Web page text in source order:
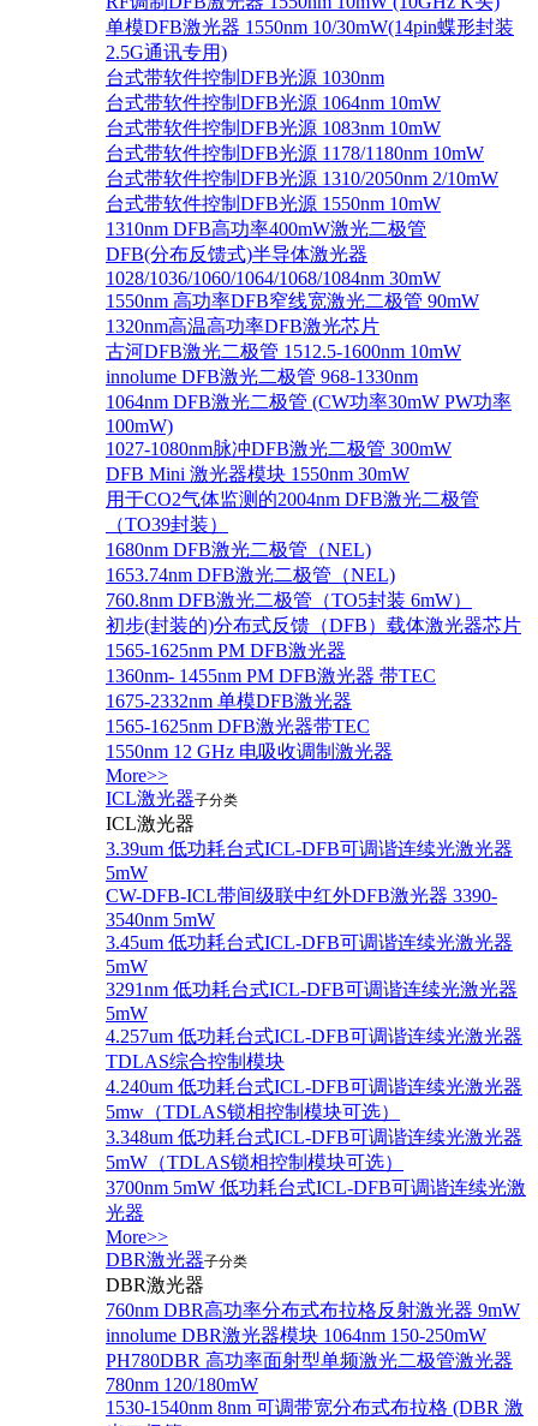
单模DFB激光器 1550nm 10/30mW(14pin蝶形封装
2.5G通讯专用)
台式带软件控制DFB光源 1030nm
台式带软件控制DFB光源 1064nm 10mW
台式带软件控制DFB光源 1083nm 10mW
台式带软件控制DFB光源 1178/1180nm 10mW
台式带软件控制DFB光源 1310/2050nm 2/10mW
台式带软件控制DFB光源 1550nm 10mW
1310nm DFB高功率400mW激光二极管
DFB(分布反馈式)半导体激光器
1028/1036/1060/1064/1068/1084nm 30mW
1550nm 高功率DFB窄线宽激光二极管 90mW
1320nm高温高功率DFB激光芯片
古河DFB激光二极管 1512.5-1600nm 10mW
innolume DFB激光二极管 968-1330nm
1064nm DFB激光二极管 (CW功率30mW PW功率
100mW)
1027-1080nm脉冲DFB激光二极管 300mW
DFB Mini 激光器模块 1550nm 30mW
用于CO2气体监测的2004nm DFB激光二极管
（TO39封装）
1680nm DFB激光二极管（NEL)
1653.74nm DFB激光二极管（NEL)
760.8nm DFB激光二极管（TO5封装 6mW）
初步(封装的)分布式反馈（DFB）载体激光器芯片
1565-1625nm PM DFB激光器
1360nm- 1455nm PM DFB激光器 带TEC
1675-2332nm 单模DFB激光器
1565-1625nm DFB激光器带TEC
1550nm 12 GHz 电吸收调制激光器
More>>
ICL激光器子分类
ICL激光器
3.39um 低功耗台式ICL-DFB可调谐连续光激光器
5mW
CW-DFB-ICL带间级联中红外DFB激光器 3390-
3540nm 5mW
3.45um 低功耗台式ICL-DFB可调谐连续光激光器
5mW
3291nm 低功耗台式ICL-DFB可调谐连续光激光器
5mW
4.257um 低功耗台式ICL-DFB可调谐连续光激光器
TDLAS综合控制模块
4.240um 低功耗台式ICL-DFB可调谐连续光激光器
5mw（TDLAS锁相控制模块可选）
3.348um 低功耗台式ICL-DFB可调谐连续光激光器
5mW（TDLAS锁相控制模块可选）
3700nm 5mW 低功耗台式ICL-DFB可调谐连续光激
光器
More>>
DBR激光器子分类
DBR激光器
760nm DBR高功率分布式布拉格反射激光器 9mW
innolume DBR激光器模块 1064nm 150-250mW
PH780DBR 高功率面射型单频激光二极管激光器
780nm 120/180mW
1530-1540nm 8nm 可调带宽分布式布拉格 (DBR 激